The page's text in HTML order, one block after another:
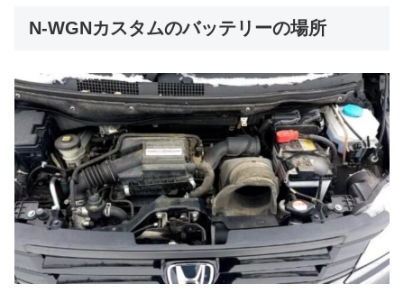
N-WGNカスタムのバッテリーの場所